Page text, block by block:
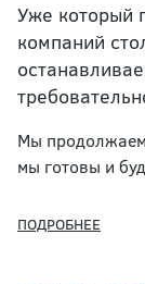
Уже который
компаний
Мы продолжаем
мы готовы и
ПОДРОБНЕЕ